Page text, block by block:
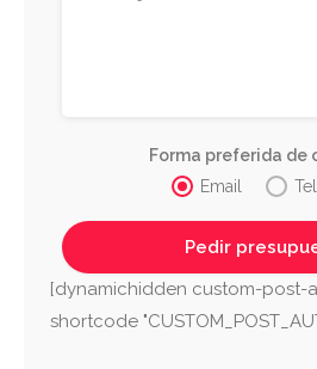
Forma preferida de
Email
[dynamichidden custom-post-
shortcode